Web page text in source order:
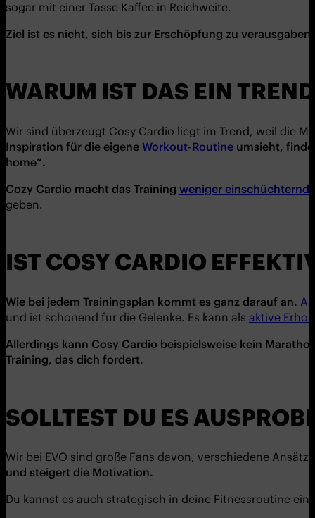
sogar mit einer Tasse Kaffee in Reichweite.
Ziel ist es nicht, sich bis zur Erschöpfung zu
WARUM IST DAS EIN
Wir sind überzeugt Cosy Cardio liegt im Trend, weil die
Inspiration für die eigene Workout-Routine umsieht,
home“.
Cozy Cardio macht das Training weniger einschüchternd
geben.
IST COSY CARDIO
Wie bei jedem Trainingsplan kommt es ganz darauf an.
und ist schonend für die Gelenke. Es kann als aktive
Allerdings kann Cosy Cardio beispielsweise kein
Training, das dich fordert.
SOLLTEST DU ES
Wir bei EVO sind große Fans davon, verschiedene
und steigert die Motivation.
Du kannst es auch strategisch in deine Fitnessroutine